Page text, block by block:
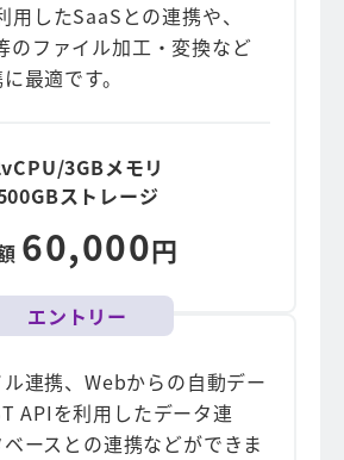
用したSaaSとの連携や、
のファイル加工・変換など
最適です。
3GBメモリ
ストレージ
60,000円
エントリー
連携、Webからの自動デー
APIを利用したデータ連
ースとの連携などができま